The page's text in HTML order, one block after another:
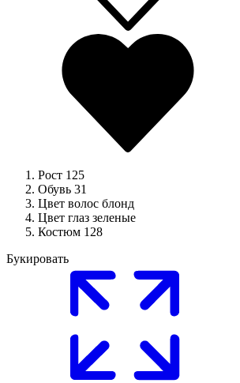
Рост 125
Обувь 31
Цвет волос блонд
Цвет глаз зеленые
Костюм 128
Букировать